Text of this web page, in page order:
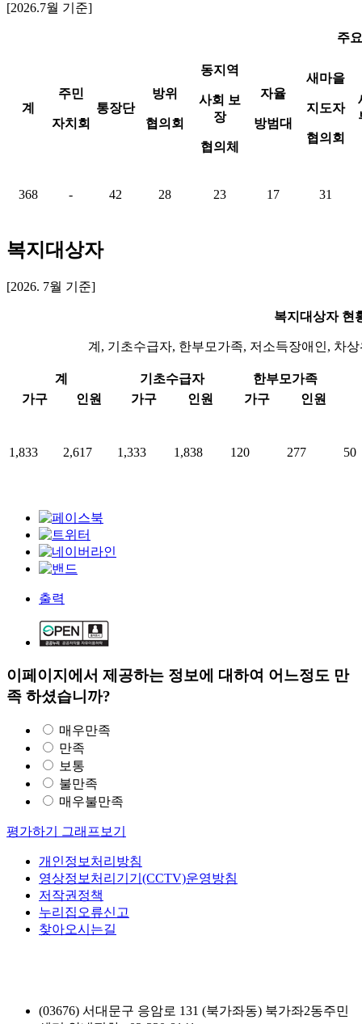
[2026.7월 기준]
주
계
주민
자치회
통장단
방위
협의회
동지역
사회 보
장
협의체
자율
방범대
새마을
지도자
협의회
368 - 42 28 23 17 31
복지대상자
[2026. 7월 기준]
복지대상자 현
계, 기초수급자, 한부모가족, 저소득장애인, 차
계 기초수급자
한부모가족
가구
인원 가구 인원 가구 인원
1,833 2,617 1,333 1,838 120 277 50
출력
이페이지에서 제공하는 정보에 대하여 어느정도 만
족 하셨습니까?
매우만족
만족
보통
불만족
매우불만족
평가하기 그래프보기
개인정보처리방침
영상정보처리기기(CCTV)운영방침
저작권정책
누리집오류신고
찾아오시는길
(03676) 서대문구 응암로 131 (북가좌동) 북가좌2동주민